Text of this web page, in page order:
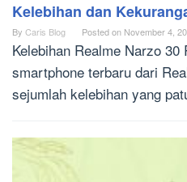
Kelebihan dan
By Caris Blog Posted on November 4,
Kelebihan Realme Narzo
smartphone terbaru dari
sejumlah kelebihan yang